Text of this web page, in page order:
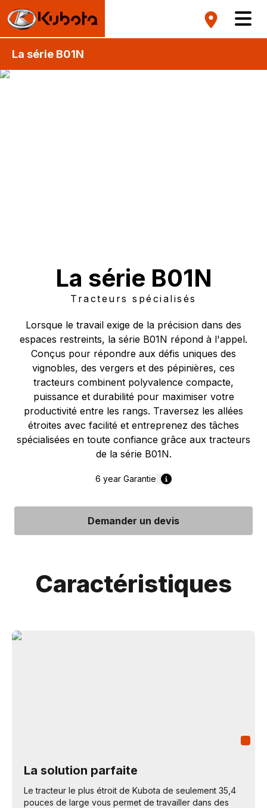
La série B01N
La série B01N
Tracteurs spécialisés
Lorsque le travail exige de la précision dans des
espaces restreints, la série B01N répond à l'appel.
Conçus pour répondre aux défis uniques des
vignobles, des vergers et des pépinières, ces
tracteurs combinent polyvalence compacte,
puissance et durabilité pour maximiser votre
productivité entre les rangs. Traversez les allées
étroites avec facilité et entreprenez des tâches
spécialisées en toute confiance grâce aux tracteurs
de la série B01N.
6 year Garantie
Demander un devis
Caractéristiques
La solution parfaite
Le tracteur le plus étroit de Kubota de seulement 35,4
pouces de large vous permet de travailler dans des